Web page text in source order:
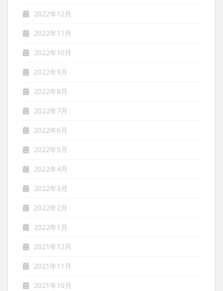
2022年12月
2022年11月
2022年10月
2022年9月
2022年8月
2022年7月
2022年6月
2022年5月
2022年4月
2022年3月
2022年2月
2022年1月
2021年12月
2021年11月
2021年10月